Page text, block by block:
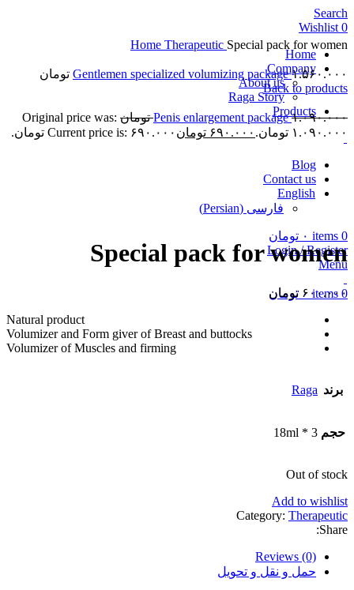
Search
0
Wishlist
Home
Company
About us
Raga Story
Products
Blog
Contact us
English
فارسی (
Persian
)
0
items ۰ تومان
Login / Register
Menu
0
items ۰ تومان
Home Therapeutic Special pack for women
Gentlemen specialized volumizing package۱.۵۶۰.۰۰۰
تومان
Back to products
Penis enlargement package۱.۰۹۰.۰۰۰ تومان Original price was:
۱.۰۹۰.۰۰۰ تومان.
۶۹۰.۰۰۰ تومان Current price is: ۶۹۰.۰۰۰ تومان.
Sold out
Click to enlarge
Special pack for women
۶۰۰.۰۰۰ تومان
Natural product
Volumizer and Form giver of Breast and buttocks
Volumizer of Muscles and firming
برند Raga
حجم 3 * 18ml
Out of stock
Add to wishlist
Category: Therapeutic
Share:
Reviews (0)
حمل و نقل و تحویل